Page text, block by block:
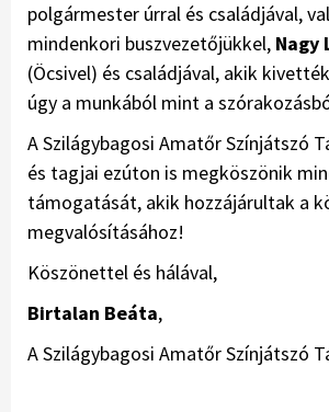
polgármester úrral és családjával,
mindenkori buszvezetőjükkel, Nagy
(Öcsivel) és családjával, akik
úgy a munkából mint a
A Szilágybagosi Amatőr Színjátszó
és tagjai ezúton is megköszönik
támogatását, akik hozzájárultak a
megvalósításához!
Köszönettel és hálával,
Birtalan Beáta,
A Szilágybagosi Amatőr Színjátszó